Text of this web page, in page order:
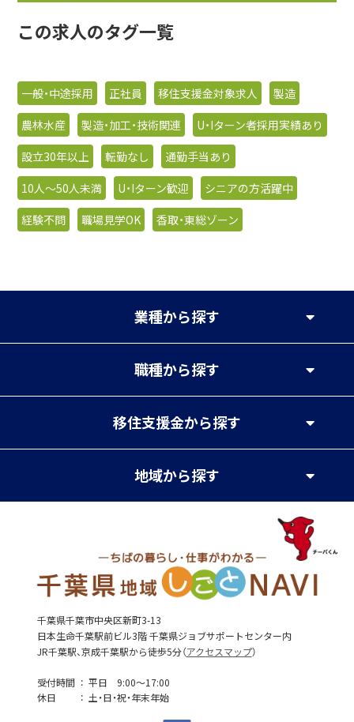
この求人のタグ一覧
一般・中途採用 正社員 移住支援金対象求人
製造
農林水産
製造・加工・技術関連
U・Iターン者採用実績あり
設立30年以上
転勤なし
通勤手当あり
10人〜50人未満
U・Iターン歓迎
シニアの方活躍中
経験不問
職場見学OK 香取・東総ゾーン
業種から探す
職種から探す
移住支援金から探す
地域から探す
千葉県千葉市中央区新町3-13
日本生命千葉駅前ビル3階 千葉県ジョブサポートセンター内
JR千葉駅、京成千葉駅から徒歩5分（アクセスマップ）
受付時間
平日 9:00～17:00
休日
土・日・祝・年末年始